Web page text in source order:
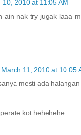
10, 2010 at 11:05 AM
ain nak try jugak laaa
March 11, 2010 at 10:05
mesti ada halangan
kot hehehehe